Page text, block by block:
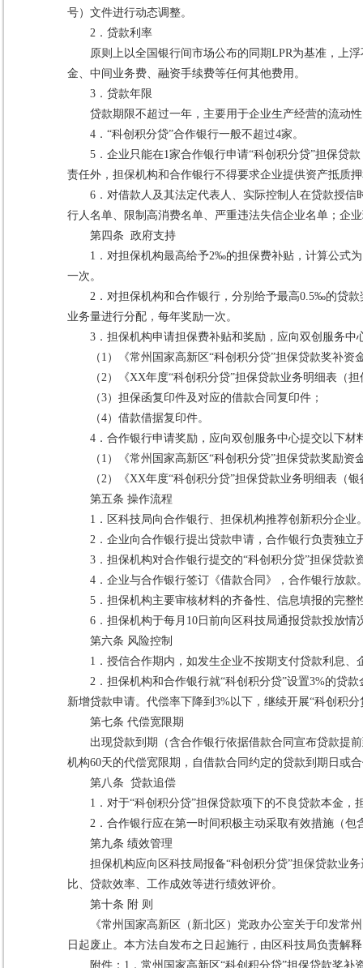
号）文件进行动态调整。
2．贷款利率
原则上以全国银行间市场公布的同期LPR为基准，上
金、中间业务费、融资手续费等任何其他费用。
3．贷款年限
贷款期限不超过一年，主要用于企业生产经营的流动
4．“科创积分贷”合作银行一般不超过4家。
5．企业只能在1家合作银行申请“科创积分贷”担保贷
责任外，担保机构和合作银行不得要求企业提供资产抵质
6．对借款人及其法定代表人、实际控制人在贷款授
行人名单、限制高消费名单、严重违法失信企业名单；企
第四条 政府支持
1．对担保机构最高给予2‰的担保费补贴，计算公式
一次。
2．对担保机构和合作银行，分别给予最高0.5‰的贷
业务量进行分配，每年奖励一次。
3．担保机构申请担保费补贴和奖励，应向双创服务中
（1）《常州国家高新区“科创积分贷”担保贷款奖补资
（2）《XX年度“科创积分贷”担保贷款业务明细表（
（3）担保函复印件及对应的借款合同复印件；
（4）借款借据复印件。
4．合作银行申请奖励，应向双创服务中心提交以下材
（1）《常州国家高新区“科创积分贷”担保贷款奖励资
（2）《XX年度“科创积分贷”担保贷款业务明细表（
第五条 操作流程
1．区科技局向合作银行、担保机构推荐创新积分企业
2．企业向合作银行提出贷款申请，合作银行负责独立
3．担保机构对合作银行提交的“科创积分贷”担保贷款
4．企业与合作银行签订《借款合同》，合作银行放款
5．担保机构主要审核材料的齐备性、信息填报的完
6．担保机构于每月10日前向区科技局通报贷款投放情
第六条 风险控制
1．授信合作期内，如发生企业不按期支付贷款利息
2．担保机构和合作银行就“科创积分贷”设置3%的贷
新增贷款申请。代偿率下降到3%以下，继续开展“科创积
第七条 代偿宽限期
出现贷款到期（含合作银行依据借款合同宣布贷款提
机构60天的代偿宽限期，自借款合同约定的贷款到期日或
第八条 贷款追偿
1．对于“科创积分贷”担保贷款项下的不良贷款本金
2．合作银行应在第一时间积极主动采取有效措施（
第九条 绩效管理
担保机构应向区科技局报备“科创积分贷”担保贷款业
比、贷款效率、工作成效等进行绩效评价。
第十条 附 则
《常州国家高新区（新北区）党政办公室关于印发常
日起废止。本方法自发布之日起施行，由区科技局负责解
附件：1． 常州国家高新区“科创积分贷”担保贷款奖补